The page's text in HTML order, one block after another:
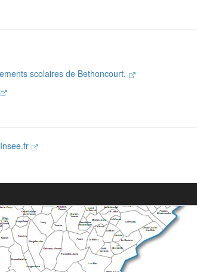
scolaires de Bethoncourt.
Insee.fr